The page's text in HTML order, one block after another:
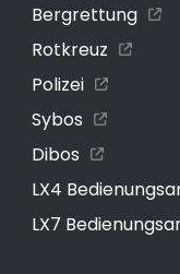
Bergrettung
Rotkreuz
Polizei
Sybos
Dibos
LX4
LX7